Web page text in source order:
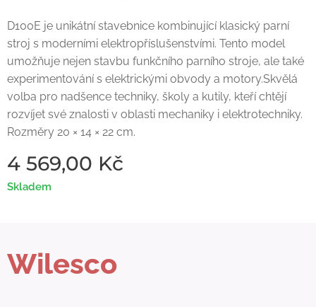
D100E je unikátní stavebnice kombinující klasický parní
stroj s moderními elektropříslušenstvími. Tento model
umožňuje nejen stavbu funkčního parního stroje, ale také
experimentování s elektrickými obvody a motory.Skvělá
volba pro nadšence techniky, školy a kutily, kteří chtějí
rozvíjet své znalosti v oblasti mechaniky i elektrotechniky.
Rozměry 20 × 14 × 22 cm.
4 569,00 Kč
Skladem
Wilesco